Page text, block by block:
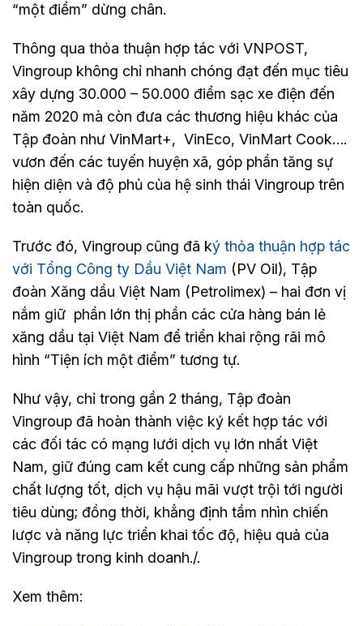
“một điểm” dừng chân.
Thông qua thỏa thuận hợp tác với VNPOST,
Vingroup không chỉ nhanh chóng đạt đến mục tiêu
xây dựng 30.000 – 50.000 điểm sạc xe điện đến
năm 2020 mà còn đưa các thương hiệu khác của
Tập đoàn như VinMart+, VinEco, VinMart Cook….
vươn đến các tuyến huyện xã, góp phần tăng sự
hiện diện và độ phủ của hệ sinh thái Vingroup trên
toàn quốc.
Trước đó, Vingroup cũng đã ký thỏa thuận hợp tác
với Tổng Công ty Dầu Việt Nam (PV Oil), Tập
đoàn Xăng dầu Việt Nam (Petrolimex) – hai đơn vị
nắm giữ phần lớn thị phần các cửa hàng bán lẻ
xăng dầu tại Việt Nam để triển khai rộng rãi mô
hình “Tiện ích một điểm” tương tự.
Như vậy, chỉ trong gần 2 tháng, Tập đoàn
Vingroup đã hoàn thành việc ký kết hợp tác với
các đối tác có mạng lưới dịch vụ lớn nhất Việt
Nam, giữ đúng cam kết cung cấp những sản phẩm
chất lượng tốt, dịch vụ hậu mãi vượt trội tới người
tiêu dùng; đồng thời, khẳng định tầm nhìn chiến
lược và năng lực triển khai tốc độ, hiệu quả của
Vingroup trong kinh doanh./.
Xem thêm: